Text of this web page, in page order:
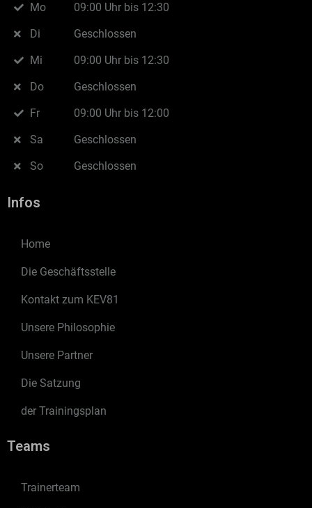
Mo
Di
Mi
Do
Fr
Sa
So
09:00 Uhr bis 12:30
Geschlossen
09:00 Uhr bis 12:30
Geschlossen
09:00 Uhr bis 12:00
Geschlossen
Geschlossen
Infos
Home
Die Geschäftsstelle
Kontakt zum KEV81
Unsere Philosophie
Unsere Partner
Die Satzung
der Trainingsplan
Teams
Trainerteam